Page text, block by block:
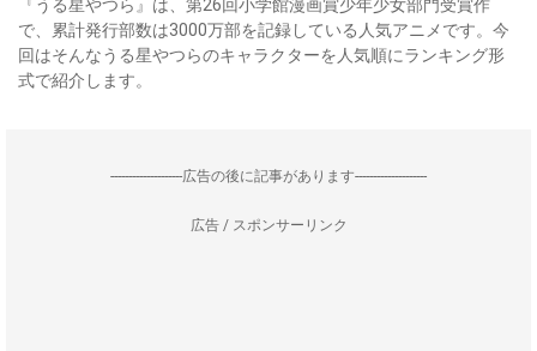
『うる星やつら』は、第26回小学館漫画賞少年少女部門受賞作
で、累計発行部数は3000万部を記録している人気アニメです。今
回はそんなうる星やつらのキャラクターを人気順にランキング形
式で紹介します。
--------------------広告の後に記事があります--------------------
広告 / スポンサーリンク